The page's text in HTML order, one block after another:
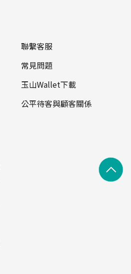
聯繫客服
常見問題
玉山Wallet下載
公平待客與顧客關係